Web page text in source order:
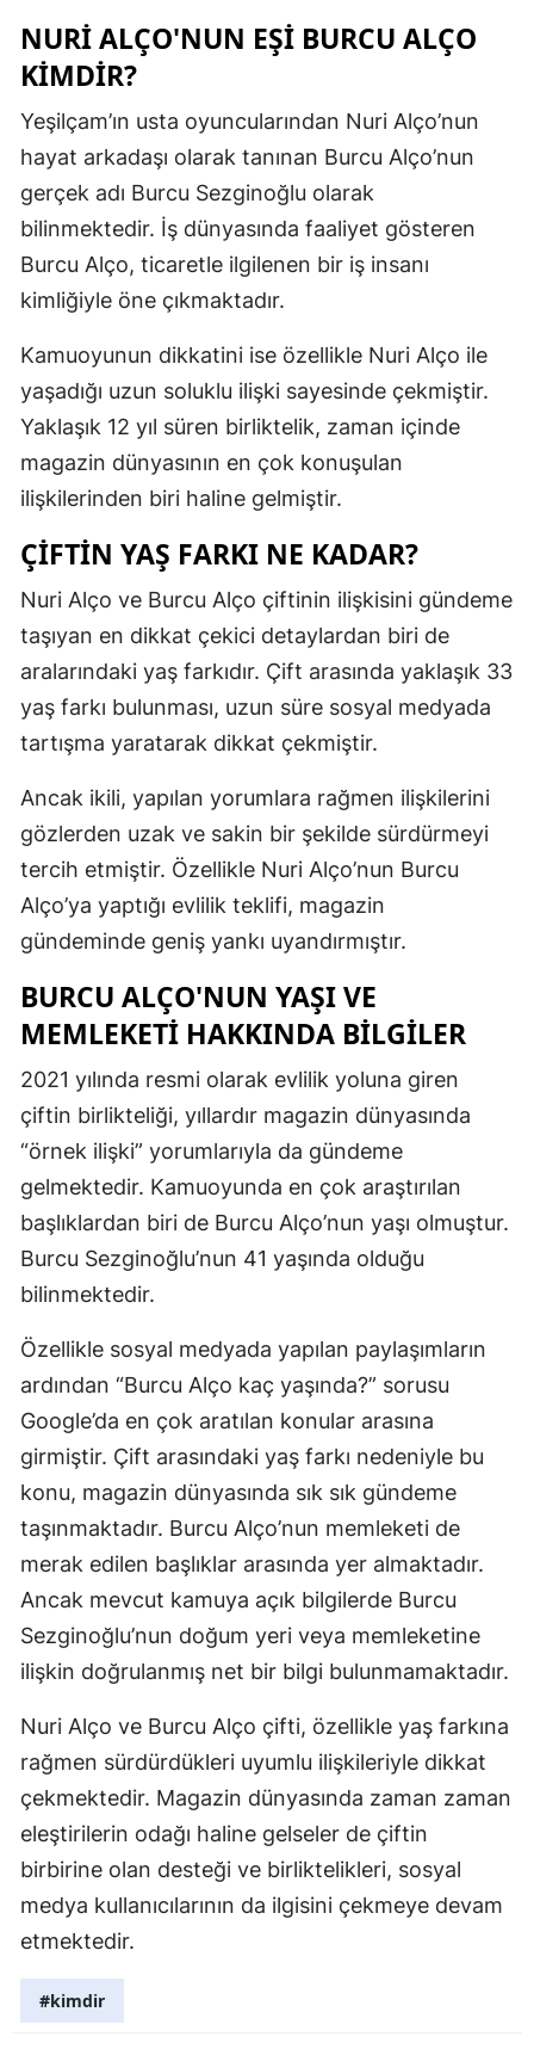
Erzincan
Eskişehir
Giresun
Hatay
Isparta
Kastamonu
Kayseri
Kırşehir
Kocaeli
Muğla
Niğde
Rize
Sakarya
Samsun
Siirt
Sinop
Tekirdağ
Tokat
Tunceli
NURI ALÇO'NUN EŞI BURCU ALÇO
KIMDIR?
Yeşilçam’ın usta oyuncularından Nuri Alço’nun
hayat arkadaşı olarak tanınan Burcu Alço’nun
gerçek adı Burcu Sezginoğlu olarak
bilinmektedir. İş dünyasında faaliyet gösteren
Burcu Alço, ticaretle ilgilenen bir iş insanı
kimliğiyle öne çıkmaktadır.
Kamuoyunun dikkatini ise özellikle Nuri Alço ile
yaşadığı uzun soluklu ilişki sayesinde çekmiştir.
Yaklaşık 12 yıl süren birliktelik, zaman içinde
magazin dünyasının en çok konuşulan
ilişkilerinden biri haline gelmiştir.
ÇIFTIN YAŞ FARKI NE KADAR?
Nuri Alço ve Burcu Alço çiftinin ilişkisini gündeme
taşıyan en dikkat çekici detaylardan biri de
aralarındaki yaş farkıdır. Çift arasında yaklaşık 33
yaş farkı bulunması, uzun süre sosyal medyada
tartışma yaratarak dikkat çekmiştir.
Ancak ikili, yapılan yorumlara rağmen ilişkilerini
gözlerden uzak ve sakin bir şekilde sürdürmeyi
tercih etmiştir. Özellikle Nuri Alço’nun Burcu
Alço’ya yaptığı evlilik teklifi, magazin
gündeminde geniş yankı uyandırmıştır.
BURCU ALÇO'NUN YAŞI VE
MEMLEKETI HAKKINDA BILGILER
2021 yılında resmi olarak evlilik yoluna giren
çiftin birlikteliği, yıllardır magazin dünyasında
“örnek ilişki” yorumlarıyla da gündeme
gelmektedir. Kamuoyunda en çok araştırılan
başlıklardan biri de Burcu Alço’nun yaşı olmuştur.
Burcu Sezginoğlu’nun 41 yaşında olduğu
bilinmektedir.
Özellikle sosyal medyada yapılan paylaşımların
ardından “Burcu Alço kaç yaşında?” sorusu
Google’da en çok aratılan konular arasına
girmiştir. Çift arasındaki yaş farkı nedeniyle bu
konu, magazin dünyasında sık sık gündeme
taşınmaktadır. Burcu Alço’nun memleketi de
merak edilen başlıklar arasında yer almaktadır.
Ancak mevcut kamuya açık bilgilerde Burcu
Sezginoğlu’nun doğum yeri veya memleketine
ilişkin doğrulanmış net bir bilgi bulunmamaktadır.
Nuri Alço ve Burcu Alço çifti, özellikle yaş farkına
rağmen sürdürdükleri uyumlu ilişkileriyle dikkat
çekmektedir. Magazin dünyasında zaman zaman
eleştirilerin odağı haline gelseler de çiftin
birbirine olan desteği ve birliktelikleri, sosyal
medya kullanıcılarının da ilgisini çekmeye devam
etmektedir.
#kimdir